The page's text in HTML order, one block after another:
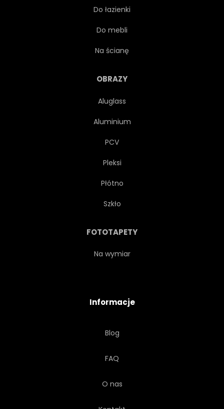
Do łazienki
Do mebli
Na ścianę
OBRAZY
Aluglass
Aluminium
PCV
Pleksi
Płótno
Szkło
FOTOTAPETY
Na wymiar
Informacje
Blog
FAQ
O nas